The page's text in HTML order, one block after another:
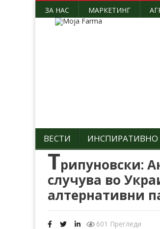
ЗА НАС МАРКЕТИНГ
ВЕСТИ ИНСПИРАТИВНО
Трипуновски:
случува во
алтернативни
601 Прегледи